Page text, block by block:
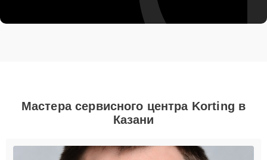
Мастера сервисного центра Korting в
Казани